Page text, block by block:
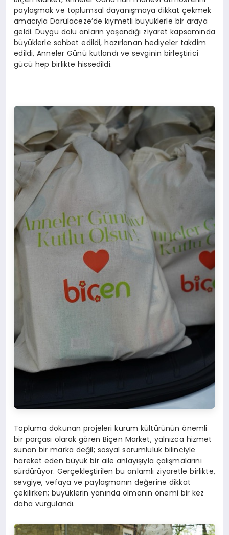
paylaşmak ve toplumsal dayanışmaya dikkat çekmek
amacıyla Darülaceze’de kıymetli büyüklerle bir araya
geldi. Duygu dolu anların yaşandığı ziyaret kapsamında
büyüklerle sohbet edildi,hazırlanan hediyeler takdim
edildi,Anneler Günü kutlandı ve sevginin birleştirici
gücü hep birlikte hissedildi.
Topluma dokunan projeleri kurum kültürünün önemli
bir parçası olarak gören Biçen Market, yalnızca hizmet
sunan bir marka değil; sosyal sorumluluk bilinciyle
hareket eden büyük bir aile anlayışıyla çalışmalarını
sürdürüyor. Gerçekleştirilen bu anlamlı ziyaretle birlikte,
sevgiye, vefaya ve paylaşmanın değerine dikkat
çekilirken; büyüklerin yanında olmanın önemi bir kez
daha vurgulandı.